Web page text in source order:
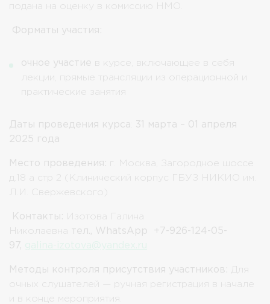
подана на оценку в комиссию НМО.
Форматы участия:
очное участие в курсе, включающее в себя
лекции, прямые трансляции из операционной и
практические занятия
Даты проведения курса
31 марта – 01 апреля
2025 года
Место проведения: г. Москва, Загородное шоссе
д.18 а стр 2 (Клинический корпус ГБУЗ НИКИО им.
Л.И. Свержевского)
Контакты: Изотова Галина
Николаевна тел., WhatsApp
+7-926-124-05-
97,
Методы контроля присутствия участников:
очных слушателей — ручная регистрация в начале
и в конце мероприятия.